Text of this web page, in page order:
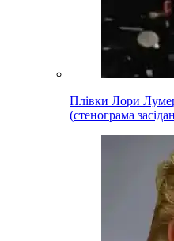
Плівки Лори
(стенограма